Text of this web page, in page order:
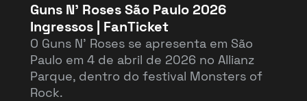
Guns N’ Roses São Paulo 2026
Ingressos | FanTicket
O Guns N’ Roses se apresenta em São
Paulo em 4 de abril de 2026 no Allianz
Parque, dentro do festival Monsters of
Rock.
Vender Comprar